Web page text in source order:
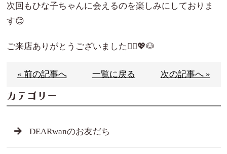
次回もひな子ちゃんに会えるのを楽しみにしておりま
す😊
ご来店ありがとうございました🙇‍♀️💖🐶
« 前の記事へ 一覧に戻る 次の記事へ »
カテゴリー
DEARwanのお友だち